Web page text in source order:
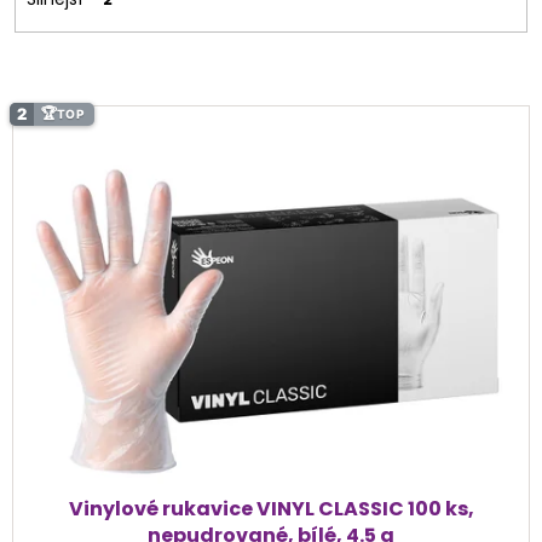
V
ý
Vinylové rukavice VINYL CLASSIC 100 ks,
nepudrované, bílé, 4.5 g
2 🏆TOP